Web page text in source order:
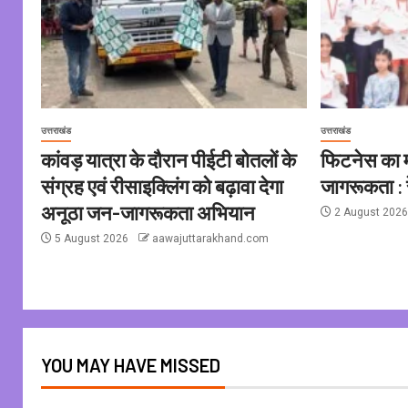
उत्तराखंड
कांवड़ यात्रा के दौरान पीईटी बोतलों के
संग्रह एवं रीसाइक्लिंग को बढ़ावा देगा
अनूठा जन-जागरूकता अभियान
5 August 2026 aawajuttarakhand.com
उत्तराखंड
फिटनेस का
जागरूकता :
2 August
YOU MAY HAVE MISSED